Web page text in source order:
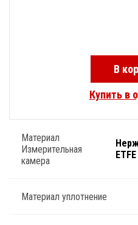
В
Купить в
Материал
Измерительная
камера
Материал уплотнение